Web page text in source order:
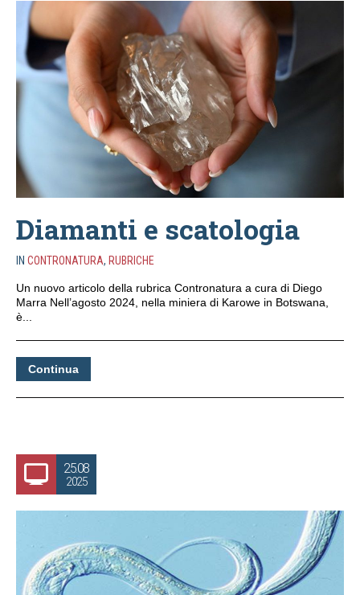
Diamanti e scatologia
IN CONTRONATURA, RUBRICHE
Un nuovo articolo della rubrica Contronatura a cura di Diego
Marra Nell’agosto 2024, nella miniera di Karowe in Botswana,
è...
Continua
25.08
2025